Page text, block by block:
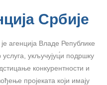
Србије
агенција Владе Републике
укључујуц́и подршку
конкурентности и
пројеката који имају